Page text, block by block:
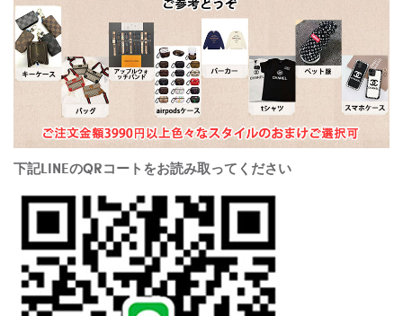
下記LINEのQRコートをお読み取ってください